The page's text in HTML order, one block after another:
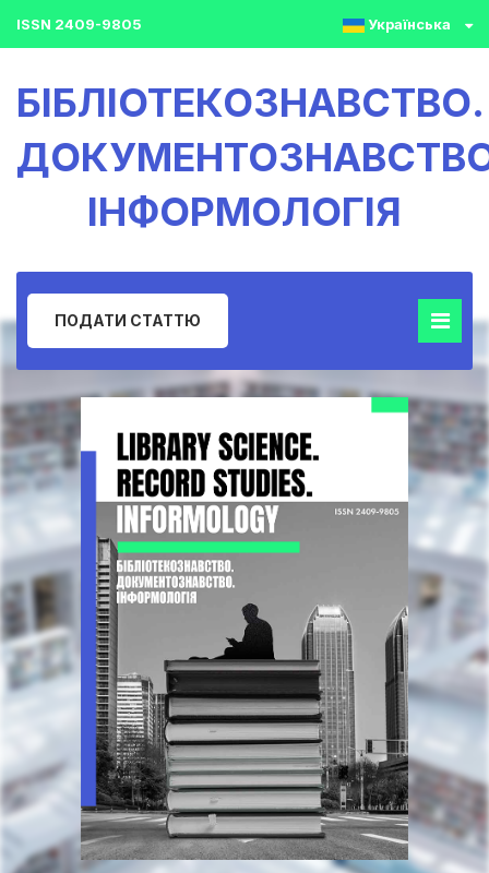
ISSN 2409-9805 Українська
БІБЛІОТЕКОЗНАВСТВО.
ІНФОРМОЛОГІЯ
ПОДАТИ СТАТТЮ